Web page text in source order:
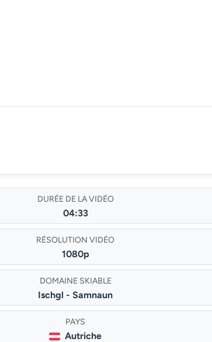
DURÉE DE LA VIDÉO
04:33
RÉSOLUTION VIDÉO
1080p
DOMAINE SKIABLE
Ischgl - Samnaun
PAYS
Autriche